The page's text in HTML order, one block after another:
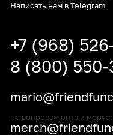
Написать нам в Telegram
+7 (968)
8 (800) 550-
по вопросам опта и мерча: